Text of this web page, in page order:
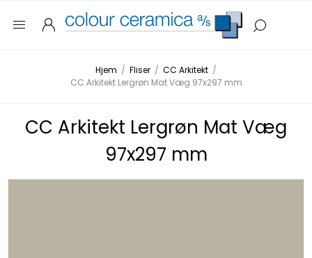
Hjem / Fliser / CC Arkitekt /
CC Arkitekt Lergrøn Mat Væg 97x297 mm
CC Arkitekt Lergrøn Mat Væg
97x297 mm